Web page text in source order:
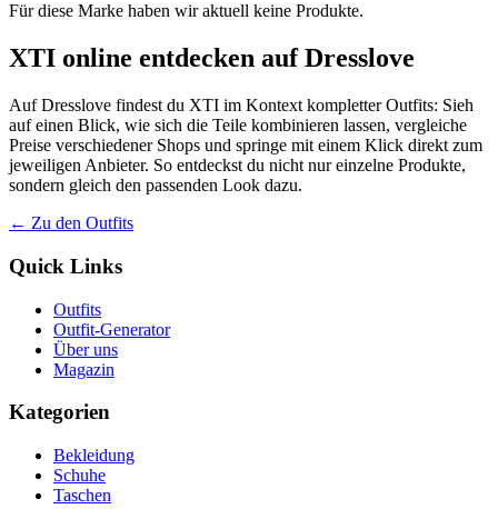
Für diese Marke haben wir aktuell keine Produkte.
XTI online entdecken auf Dresslove
Auf Dresslove findest du XTI im Kontext kompletter Outfits: Sieh
auf einen Blick, wie sich die Teile kombinieren lassen, vergleiche
Preise verschiedener Shops und springe mit einem Klick direkt zum
jeweiligen Anbieter. So entdeckst du nicht nur einzelne Produkte,
sondern gleich den passenden Look dazu.
← Zu den Outfits
Quick Links
Outfits
Outfit-Generator
Über uns
Magazin
Kategorien
Bekleidung
Schuhe
Taschen